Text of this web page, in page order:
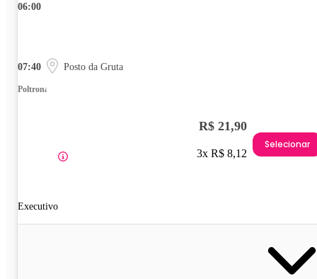
06:00
07:40 Posto da Gruta
Poltrona
Executivo
R$ 21,90
3x R$ 8,12
Selecionar